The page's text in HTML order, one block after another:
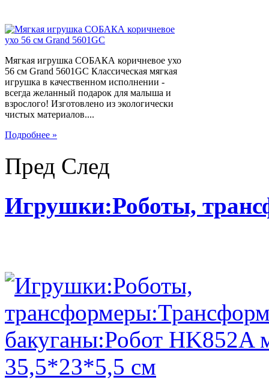
Мягкая игрушка СОБАКА коричневое ухо
56 см Grand 5601GC Классическая мягкая
игрушка в качественном исполнении -
всегда желанный подарок для малыша и
взрослого! Изготовлено из экологически
чистых материалов....
Подробнее »
Пред След
Игрушки:Роботы,